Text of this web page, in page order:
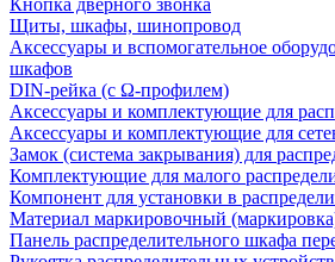
Кнопка дверного звонка
Щиты, шкафы, шинопровод
Аксессуары и вспомогательное
шкафов
DIN-рейка (с Ω-профилем)
Аксессуары и комплектующие для
Аксессуары и комплектующие для
Замок (система закрывания) для
Комплектующие для малого
Компонент для установки в
Материал маркировочный
Панель распределительного шкафа